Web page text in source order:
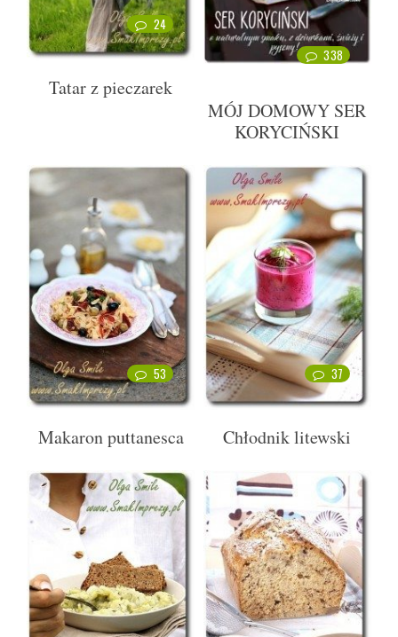
24
Tatar z pieczarek
338
MÓJ DOMOWY SER
KORYCIŃSKI
53
Makaron puttanesca
37
Chłodnik litewski